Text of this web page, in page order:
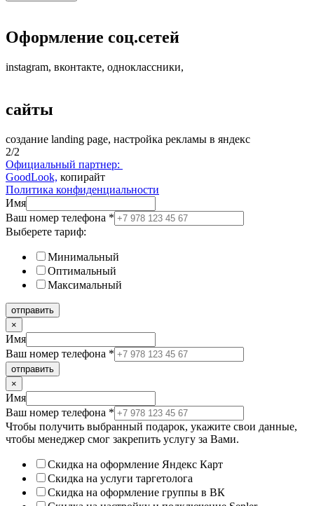
Оформление соц.сетей
instagram, вконтакте, одноклассники,
сайты
создание landing page, настройка рекламы в яндекс
2/2
Официальный партнер:
GoodLook, копирайт
Политика конфиденциальности
Имя
Ваш номер телефона *
Выберете тариф:
Минимальный
Оптимальный
Максимальный
отправить
×
Имя
Ваш номер телефона *
отправить
×
Имя
Ваш номер телефона *
Чтобы получить выбранный подарок, укажите свои данные,
чтобы менеджер смог закрепить услугу за Вами.
Скидка на оформление Яндекс Карт
Скидка на услуги таргетолога
Скидка на оформление группы в ВК